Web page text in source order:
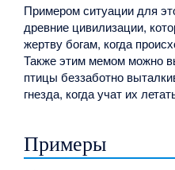
Примером ситуации для
древние цивилизации,
жертву богам, когда
Также этим мемом можно
птицы беззаботно
гнезда, когда учат их
Примеры